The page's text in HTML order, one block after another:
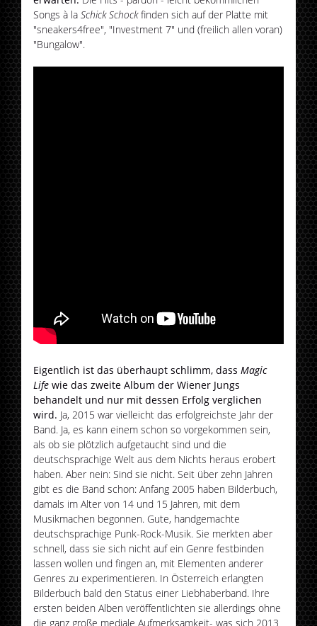
Songs à laSchick Schockfinden sich auf der Platte mit
"sneakers4free", "Investment 7" und (freilich allen voran)
"Bungalow".
Eigentlich ist das überhaupt schlimm, dassMagic
Life wie das zweite Album der Wiener Jungs
behandelt und nur mit dessen Erfolg verglichen
wird. Ja, 2015 war vielleicht das erfolgreichste Jahr der
Band. Ja, es kann einem schon so vorgekommen sein,
als ob sie plötzlich aufgetaucht sind und die
deutschsprachige Welt aus dem Nichts heraus erobert
haben. Aber nein: Sind sie nicht. Seit über zehn Jahren
gibt es die Band schon: Anfang 2005 haben Bilderbuch,
damals im Alter von 14 und 15 Jahren, mit dem
Musikmachen begonnen. Gute, handgemachte
deutschsprachige Punk-Rock-Musik. Sie merkten aber
schnell, dass sie sich nicht auf ein Genre festbinden
lassen wollen und fingen an, mit Elementen anderer
Genres zu experimentieren. In Österreich erlangten
Bilderbuch bald den Status einer Liebhaberband. Ihre
ersten beiden Alben veröffentlichten sie allerdings ohne
die ganz große mediale Aufmerksamkeit- was sich 2013